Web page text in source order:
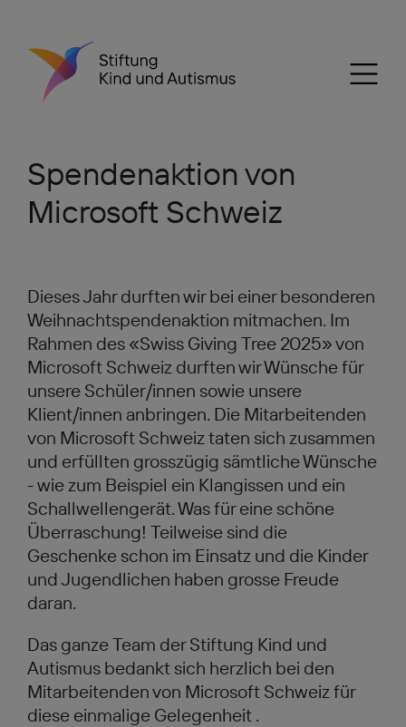
Spendenaktion von
Microsoft Schweiz
Dieses Jahr durften wir bei einer besonderen
Weihnachtspendenaktion mitmachen. Im
Rahmen des «Swiss Giving Tree 2025» von
Microsoft Schweiz durften wir Wünsche für
unsere Schüler/innen sowie unsere
Klient/innen anbringen. Die Mitarbeitenden
von Microsoft Schweiz taten sich zusammen
und erfüllten grosszügig sämtliche Wünsche
- wie zum Beispiel ein Klangissen und ein
Schallwellengerät. Was für eine schöne
Überraschung! Teilweise sind die
Geschenke schon im Einsatz und die Kinder
und Jugendlichen haben grosse Freude
daran.
Das ganze Team der Stiftung Kind und
Autismus bedankt sich herzlich bei den
Mitarbeitenden von Microsoft Schweiz für
diese einmalige Gelegenheit .